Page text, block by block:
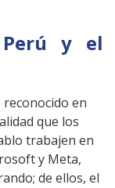
y el
en
que los
trabajen en
y Meta,
de ellos, el